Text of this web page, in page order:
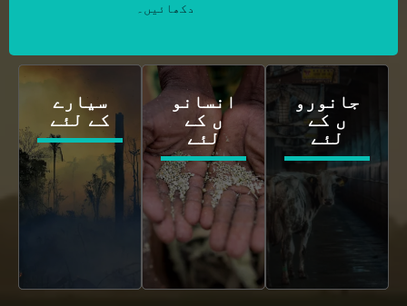
دکھائیں۔
جانورو
ں کے
لئے
انسانو
ں کے
لئے
سیارے
کے لئے